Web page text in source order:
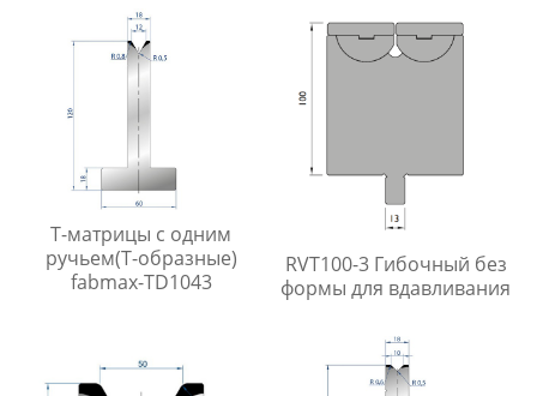
Т-матрицы с одним
ручьем(Т-образные)
fabmax-TD1043
RVT100-3 Гибочный без
формы для вдавливания